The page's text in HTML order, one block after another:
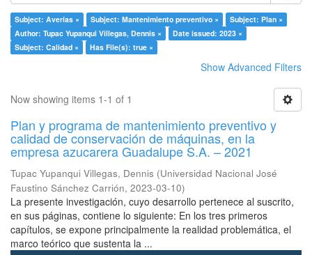
Subject: Averías × Subject: Mantenimiento preventivo ×
Subject: Plan ×
Author: Tupac Yupanqui Villegas, Dennis ×
Date issued: 2023 ×
Subject: Calidad ×
Has File(s): true ×
Show Advanced Filters
Now showing items 1-1 of 1
Plan y programa de mantenimiento preventivo y
calidad de conservación de máquinas, en la
empresa azucarera Guadalupe S.A. – 2021
Tupac Yupanqui Villegas, Dennis (Universidad Nacional José
Faustino Sánchez Carrión, 2023-03-10)
La presente investigación, cuyo desarrollo pertenece al suscrito,
en sus páginas, contiene lo siguiente: En los tres primeros
capítulos, se expone principalmente la realidad problemática, el
marco teórico que sustenta la ...